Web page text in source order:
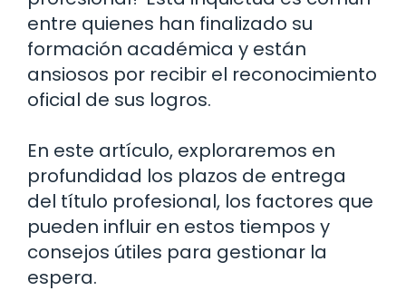
entre quienes han finalizado su
formación académica y están
ansiosos por recibir el reconocimiento
oficial de sus logros.
En este artículo, exploraremos en
profundidad los plazos de entrega
del título profesional, los factores que
pueden influir en estos tiempos y
consejos útiles para gestionar la
espera.